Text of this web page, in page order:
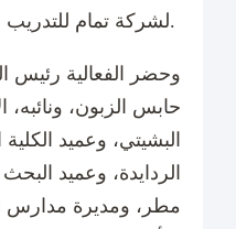
لشركة تمام للتدريب والاستشارات.
وحضر الفعالية رئيس
حابس الزبون، ونائبه،
البشيتي، وعميد الكلية
الردايدة، وعميد
مطر، ومديرة مدارس